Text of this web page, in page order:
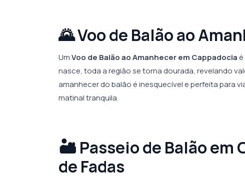
🌄 Voo de Balão ao
UmVoo de Balão ao Amanhecer em Cappadociaé
nasce, toda a região se torna dourada, revelando
amanhecer do balão é inesquecível e perfeita para
matinal tranquila.
🏜️ Passeio de Balão em
de Fadas